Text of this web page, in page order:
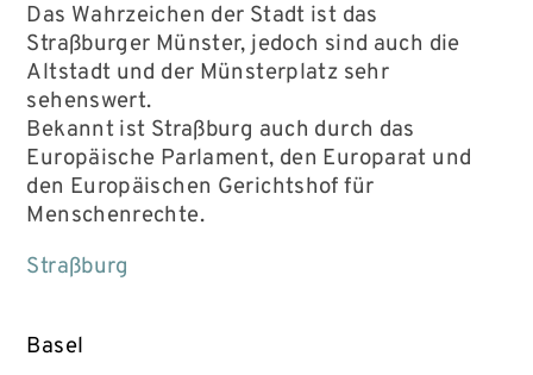
Das Wahrzeichen der Stadt ist das
Straßburger Münster, jedoch sind auch die
Altstadt und der Münsterplatz sehr
sehenswert.
Bekannt ist Straßburg auch durch das
Europäische Parlament, den Europarat und
den Europäischen Gerichtshof für
Menschenrechte.
Straßburg
Basel